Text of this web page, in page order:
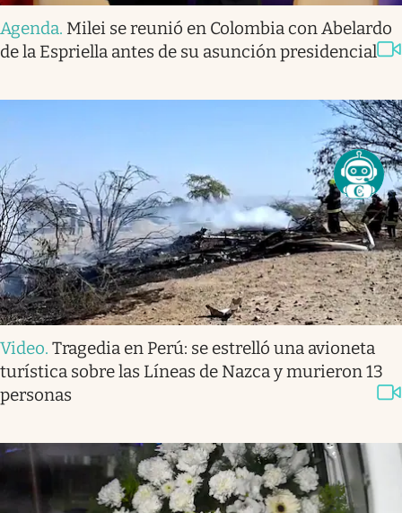
Agenda. Milei se reunió en Colombia con Abelardo
de la Espriella antes de su asunción presidencial
Video. Tragedia en Perú: se estrelló una avioneta
turística sobre las Líneas de Nazca y murieron 13
personas